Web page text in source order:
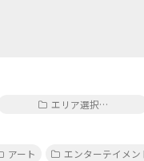
エリア選択…
アート エンターテイメン